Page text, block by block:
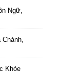
Ngữ,
Chánh,
Khỏe